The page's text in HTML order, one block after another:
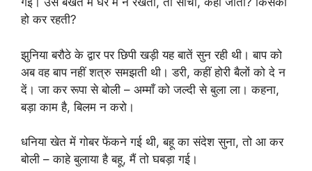
हो कर रहती?
झुनिया बरौठे के द्वार पर छिपी खड़ी यह बातें सुन रही थी। बाप को
अब वह बाप नहीं शत्रु समझती थी। डरी, कहीं होरी बैलों को दे न
दें। जा कर रूपा से बोली – अम्माँ को जल्दी से बुला ला। कहना,
बड़ा काम है, बिलम न करो।
धनिया खेत में गोबर फेंकने गई थी, बहू का संदेश सुना, तो आ कर
बोली – काहे बुलाया है बहू, मैं तो घबड़ा गई।